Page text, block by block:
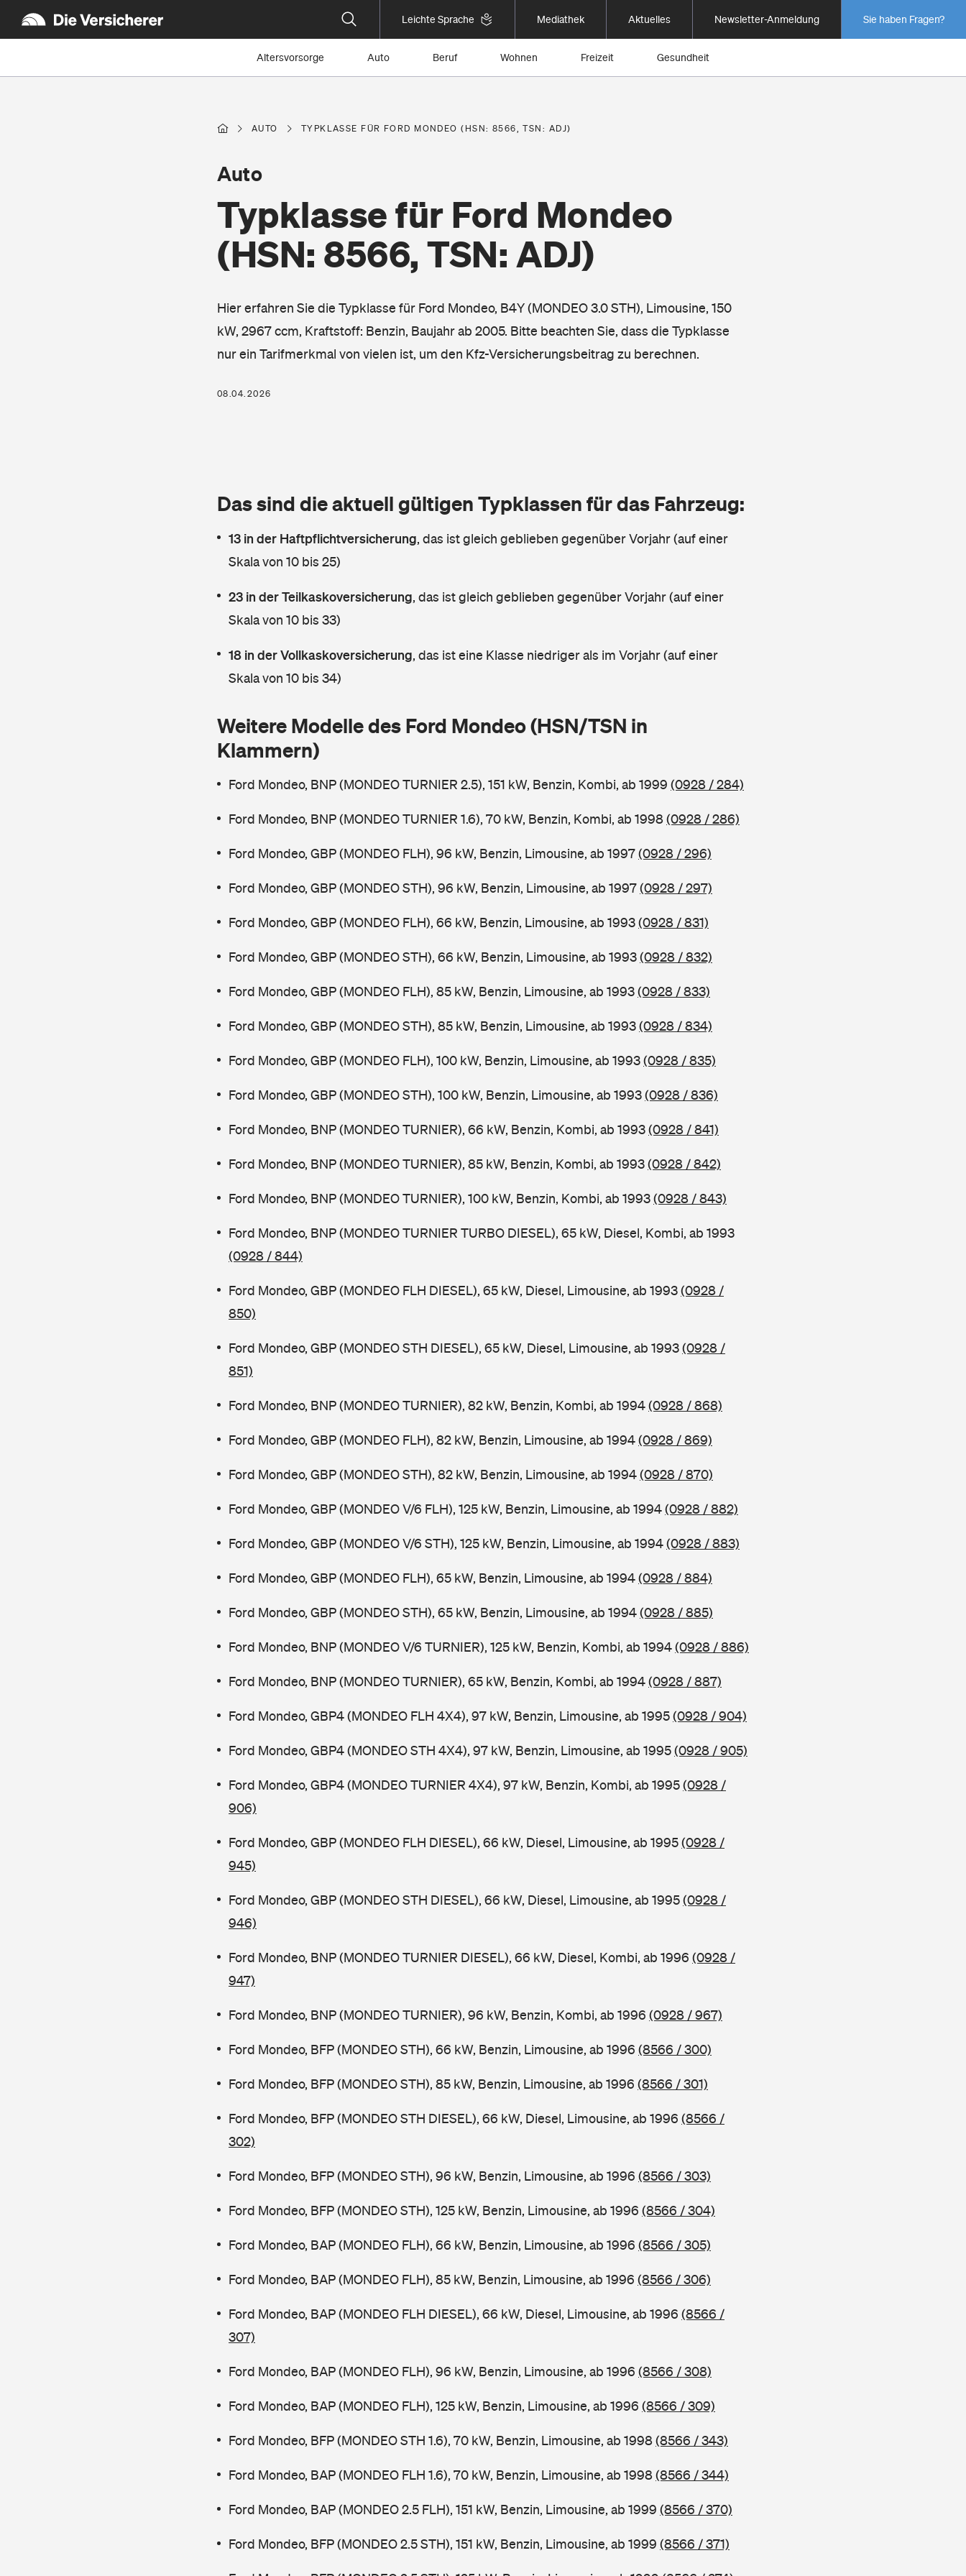
Leichte Sprache Mediathek Aktuelles Newsletter-Anmeldung Sie haben Fragen?
Altersvorsorge Auto Beruf Wohnen Freizeit Gesundheit
AUTO TYPKLASSE FÜR FORD MONDEO (HSN: 8566, TSN: ADJ)
Typklasse für Ford Mondeo
(HSN: 8566, TSN: ADJ)
Auto
Hier erfahren Sie die Typklasse für Ford Mondeo, B4Y (MONDEO 3.0 STH), Limousine, 150
kW, 2967 ccm, Kraftstoff: Benzin, Baujahr ab 2005. Bitte beachten Sie, dass die Typklasse
nur ein Tarifmerkmal von vielen ist, um den Kfz-Versicherungsbeitrag zu berechnen.
08.04.2026
Das sind die aktuell gültigen Typklassen für das Fahrzeug:
13 in der Haftpflichtversicherung, das ist gleich geblieben gegenüber Vorjahr (auf einer
Skala von 10 bis 25)
23 in der Teilkaskoversicherung, das ist gleich geblieben gegenüber Vorjahr (auf einer
Skala von 10 bis 33)
18 in der Vollkaskoversicherung, das ist eine Klasse niedriger als im Vorjahr (auf einer
Skala von 10 bis 34)
Weitere Modelle des Ford Mondeo (HSN/TSN in
Klammern)
Ford Mondeo, BNP (MONDEO TURNIER 2.5), 151 kW, Benzin, Kombi, ab 1999 (0928 / 284)
Ford Mondeo, BNP (MONDEO TURNIER 1.6), 70 kW, Benzin, Kombi, ab 1998(0928 / 286)
Ford Mondeo, GBP (MONDEO FLH), 96 kW, Benzin, Limousine, ab 1997(0928 / 296)
Ford Mondeo, GBP (MONDEO STH), 96 kW, Benzin, Limousine, ab 1997(0928 / 297)
Ford Mondeo, GBP (MONDEO FLH), 66 kW, Benzin, Limousine, ab 1993(0928 / 831)
Ford Mondeo, GBP (MONDEO STH), 66 kW, Benzin, Limousine, ab 1993(0928 / 832)
Ford Mondeo, GBP (MONDEO FLH), 85 kW, Benzin, Limousine, ab 1993(0928 / 833)
Ford Mondeo, GBP (MONDEO STH), 85 kW, Benzin, Limousine, ab 1993(0928 / 834)
Ford Mondeo, GBP (MONDEO FLH), 100 kW, Benzin, Limousine, ab 1993(0928 / 835)
Ford Mondeo, GBP (MONDEO STH), 100 kW, Benzin, Limousine, ab 1993(0928 / 836)
Ford Mondeo, BNP (MONDEO TURNIER), 66 kW, Benzin, Kombi, ab 1993(0928 / 841)
Ford Mondeo, BNP (MONDEO TURNIER), 85 kW, Benzin, Kombi, ab 1993(0928 / 842)
Ford Mondeo, BNP (MONDEO TURNIER), 100 kW, Benzin, Kombi, ab 1993(0928 / 843)
Ford Mondeo, BNP (MONDEO TURNIER TURBO DIESEL), 65 kW, Diesel, Kombi, ab 1993
(0928 / 844)
Ford Mondeo, GBP (MONDEO FLH DIESEL), 65 kW, Diesel, Limousine, ab 1993(0928 /
850)
Ford Mondeo, GBP (MONDEO STH DIESEL), 65 kW, Diesel, Limousine, ab 1993(0928 /
851)
Ford Mondeo, BNP (MONDEO TURNIER), 82 kW, Benzin, Kombi, ab 1994(0928 / 868)
Ford Mondeo, GBP (MONDEO FLH), 82 kW, Benzin, Limousine, ab 1994(0928 / 869)
Ford Mondeo, GBP (MONDEO STH), 82 kW, Benzin, Limousine, ab 1994(0928 / 870)
Ford Mondeo, GBP (MONDEO V/6 FLH), 125 kW, Benzin, Limousine, ab 1994(0928 / 882)
Ford Mondeo, GBP (MONDEO V/6 STH), 125 kW, Benzin, Limousine, ab 1994(0928 / 883)
Ford Mondeo, GBP (MONDEO FLH), 65 kW, Benzin, Limousine, ab 1994(0928 / 884)
Ford Mondeo, GBP (MONDEO STH), 65 kW, Benzin, Limousine, ab 1994(0928 / 885)
Ford Mondeo, BNP (MONDEO V/6 TURNIER), 125 kW, Benzin, Kombi, ab 1994(0928 / 886)
Ford Mondeo, BNP (MONDEO TURNIER), 65 kW, Benzin, Kombi, ab 1994(0928 / 887)
Ford Mondeo, GBP4 (MONDEO FLH 4X4), 97 kW, Benzin, Limousine, ab 1995(0928 / 904)
Ford Mondeo, GBP4 (MONDEO STH 4X4), 97 kW, Benzin, Limousine, ab 1995(0928 / 905)
Ford Mondeo, GBP4 (MONDEO TURNIER 4X4), 97 kW, Benzin, Kombi, ab 1995(0928 /
906)
Ford Mondeo, GBP (MONDEO FLH DIESEL), 66 kW, Diesel, Limousine, ab 1995(0928 /
945)
Ford Mondeo, GBP (MONDEO STH DIESEL), 66 kW, Diesel, Limousine, ab 1995(0928 /
946)
Ford Mondeo, BNP (MONDEO TURNIER DIESEL), 66 kW, Diesel, Kombi, ab 1996 (0928 /
947)
Ford Mondeo, BNP (MONDEO TURNIER), 96 kW, Benzin, Kombi, ab 1996 (0928 / 967)
Ford Mondeo, BFP (MONDEO STH), 66 kW, Benzin, Limousine, ab 1996 (8566 / 300)
Ford Mondeo, BFP (MONDEO STH), 85 kW, Benzin, Limousine, ab 1996 (8566 / 301)
Ford Mondeo, BFP (MONDEO STH DIESEL), 66 kW, Diesel, Limousine, ab 1996 (8566 /
302)
Ford Mondeo, BFP (MONDEO STH), 96 kW, Benzin, Limousine, ab 1996 (8566 / 303)
Ford Mondeo, BFP (MONDEO STH), 125 kW, Benzin, Limousine, ab 1996 (8566 / 304)
Ford Mondeo, BAP (MONDEO FLH), 66 kW, Benzin, Limousine, ab 1996 (8566 / 305)
Ford Mondeo, BAP (MONDEO FLH), 85 kW, Benzin, Limousine, ab 1996 (8566 / 306)
Ford Mondeo, BAP (MONDEO FLH DIESEL), 66 kW, Diesel, Limousine, ab 1996 (8566 /
307)
Ford Mondeo, BAP (MONDEO FLH), 96 kW, Benzin, Limousine, ab 1996 (8566 / 308)
Ford Mondeo, BAP (MONDEO FLH), 125 kW, Benzin, Limousine, ab 1996 (8566 / 309)
Ford Mondeo, BFP (MONDEO STH 1.6), 70 kW, Benzin, Limousine, ab 1998(8566 / 343)
Ford Mondeo, BAP (MONDEO FLH 1.6), 70 kW, Benzin, Limousine, ab 1998(8566 / 344)
Ford Mondeo, BAP (MONDEO 2.5 FLH), 151 kW, Benzin, Limousine, ab 1999 (8566 / 370)
Ford Mondeo, BFP (MONDEO 2.5 STH), 151 kW, Benzin, Limousine, ab 1999 (8566 / 371)